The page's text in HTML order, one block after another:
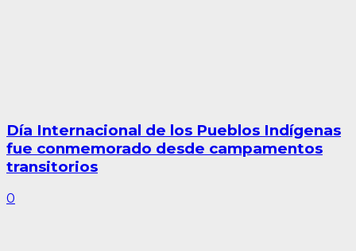
Día Internacional de los Pueblos Indígenas
fue conmemorado desde campamentos
transitorios
0